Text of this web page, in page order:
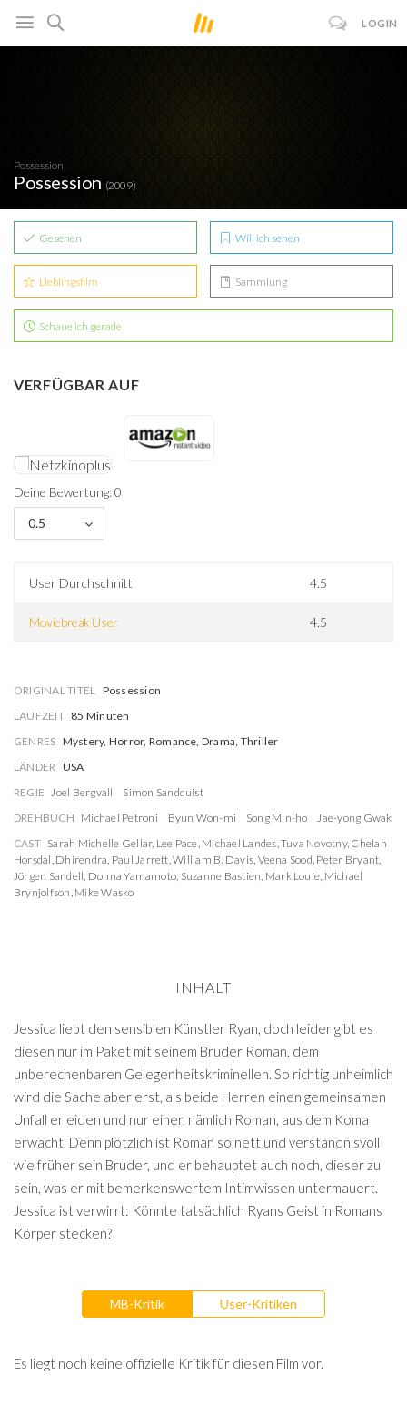
LOGIN
Possession
Possession (2009)
Gesehen Will ich sehen
Lieblingsfilm Sammlung
Schaue ich gerade
VERFÜGBAR AUF
Deine Bewertung: 0
0.5
User Durchschnitt 4.5
Moviebreak User 4.5
ORIGINAL TITEL Possession
LAUFZEIT 85 Minuten
GENRES Mystery, Horror, Romance, Drama, Thriller
LÄNDER USA
REGIE Joel Bergvall
Simon Sandquist
DREHBUCH Michael Petroni Byun Won-mi Song Min-ho
Jae-yong Gwak
CAST Sarah Michelle Gellar, Lee Pace, Michael Landes,Tuva Novotny, Chelah
Horsdal, Dhirendra, Paul Jarrett,William B. Davis, Veena Sood, Peter Bryant,
Jörgen Sandell, Donna Yamamoto, Suzanne Bastien, Mark Louie, Michael
Brynjolfson, Mike Wasko
INHALT
Jessica liebt den sensiblen Künstler Ryan, doch leider gibt es
diesen nur im Paket mit seinem Bruder Roman, dem
unberechenbaren Gelegenheitskriminellen. So richtig unheimlich
wird die Sache aber erst, als beide Herren einen gemeinsamen
Unfall erleiden und nur einer, nämlich Roman, aus dem Koma
erwacht. Denn plötzlich ist Roman so nett und verständnisvoll
wie früher sein Bruder, und er behauptet auch noch, dieser zu
sein, was er mit bemerkenswertem Intimwissen untermauert.
Jessica ist verwirrt: Könnte tatsächlich Ryans Geist in Romans
Körper stecken?
MB-Kritik User-Kritiken
Es liegt noch keine offizielle Kritik für diesen Film vor.